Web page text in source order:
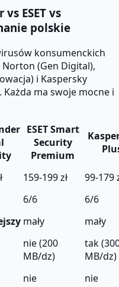
ESET vs
polskie
konsumenckich
Norton (Gen Digital),
i Kaspersky
ma swoje mocne i
ESET Smart
Security
Premium
159-199 zł
99-179
6/6
6/6
mały
mały
nie (200
MB/dz)
tak
MB/dz)
nie nie